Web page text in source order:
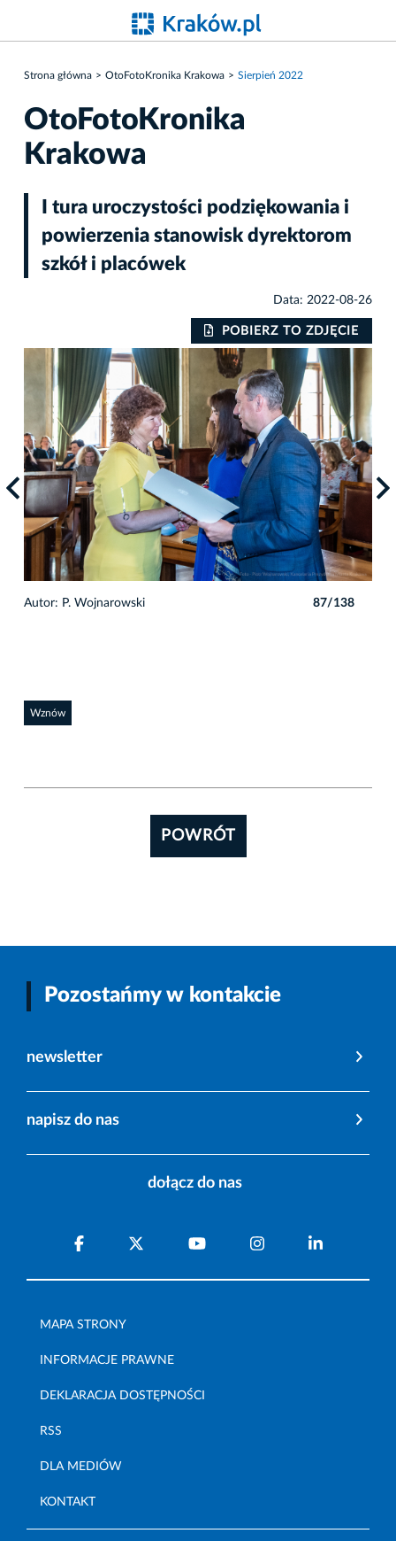
Strona główna OtoFotoKronika Krakowa Sierpień 2022
OtoFotoKronika
Krakowa
I tura uroczystości podziękowania i
powierzenia stanowisk dyrektorom
szkół i placówek
Data: 2022-08-26
POBIERZ TO ZDJĘCIE
Autor: P. Wojnarowski 87/138
Wznów
POWRÓT
Pozostańmy w kontakcie
newsletter
napisz do nas
dołącz do nas
MAPA STRONY
INFORMACJE PRAWNE
DEKLARACJA DOSTĘPNOŚCI
RSS
DLA MEDIÓW
KONTAKT